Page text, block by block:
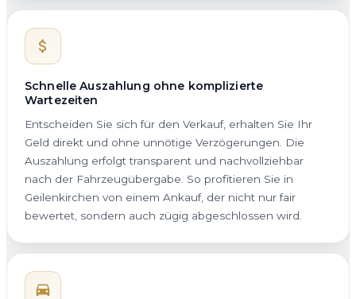
Schnelle Auszahlung ohne komplizierte
Wartezeiten
Entscheiden Sie sich für den Verkauf, erhalten Sie Ihr
Geld direkt und ohne unnötige Verzögerungen. Die
Auszahlung erfolgt transparent und nachvollziehbar
nach der Fahrzeugübergabe. So profitieren Sie in
Geilenkirchen von einem Ankauf, der nicht nur fair
bewertet, sondern auch zügig abgeschlossen wird.